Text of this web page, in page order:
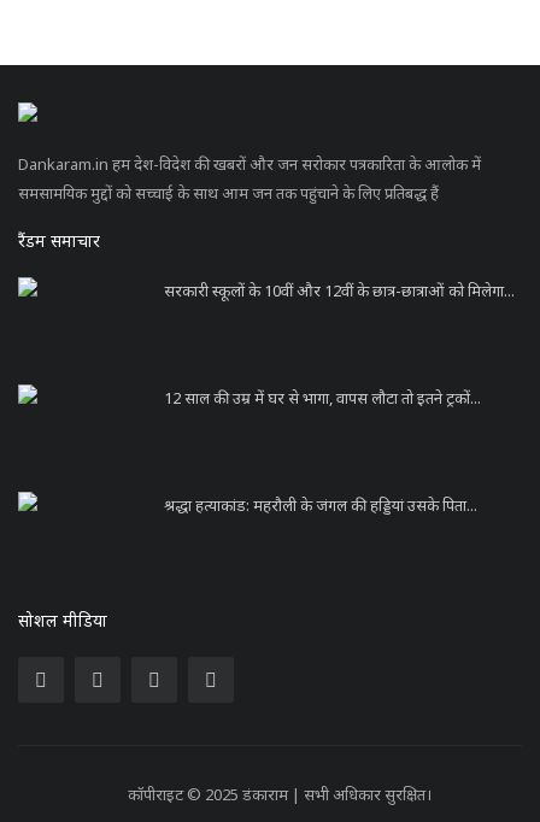
Dankaram.in हम देश-विदेश की खबरों और जन सरोकार पत्रकारिता के आलोक में
समसामयिक मुद्दों को सच्चाई के साथ आम जन तक पहुंचाने के लिए प्रतिबद्ध हैं
रैंडम समाचार
सरकारी स्कूलों के 10वीं और 12वीं के छात्र-छात्राओं को मिलेगा...
12 साल की उम्र में घर से भागा, वापस लौटा तो इतने ट्रकों...
श्रद्धा हत्याकांड: महरौली के जंगल की हड्डियां उसके पिता...
सोशल मीडिया
कॉपीराइट © 2025 डंकाराम | सभी अधिकार सुरक्षित।